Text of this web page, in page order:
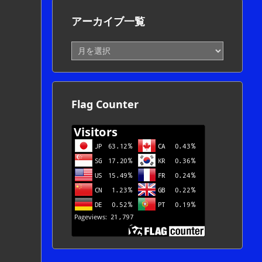
アーカイブ一覧
ー
カ
イ
一
Flag Counter